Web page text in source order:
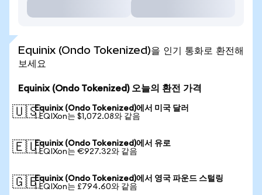
Equinix (Ondo Tokenized)을 인기 통화로 환전해
보세요
Equinix (Ondo Tokenized) 오늘의 환전 가격
🇺🇸Equinix (Ondo Tokenized)에서 미국 달러
1 EQIXon는 $1,072.08와 같음
🇪🇺Equinix (Ondo Tokenized)에서 유로
1 EQIXon는 €927.32와 같음
🇬🇧Equinix (Ondo Tokenized)에서 영국 파운드 스털링
1 EQIXon는 £794.60와 같음